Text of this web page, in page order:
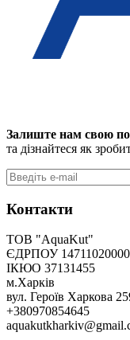
Залиште нам свою
та дізнайтеся як
Контакти
ТОВ "AquaKut"
ЄДРПОУ
ІКЮО 37131455
м.Харків
вул. Героїв Харкова
+380970854645